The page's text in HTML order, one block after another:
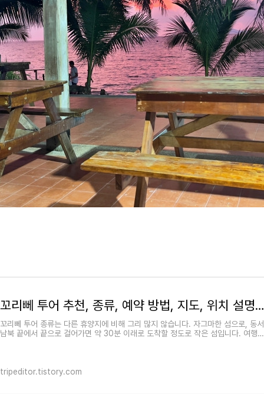
꼬리뻬 투어 추천, 종류, 예약 방법, 지도, 위치 설명, 호텔, 음식 가격, 물가
꼬리뻬 투어 종류는 다른 휴양지에 비해 그리 많지 않습니다. 자그마한 섬으로, 동서
남북 끝에서 끝으로 걸어가면 약 30분 이래로 도착할 정도로 작은 섬입니다. 여행을
tripeditor.tistory.com